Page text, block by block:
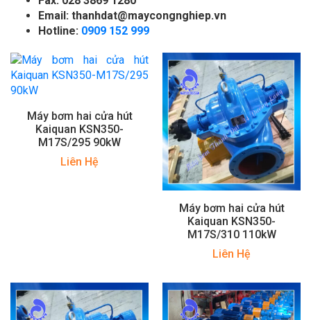
Email: thanhdat@maycongnghiep.vn
Hotline: 0909 152 999
Máy bơm hai cửa hút
Kaiquan KSN350-
M17S/295 90kW
Liên Hệ
Máy bơm hai cửa hút
Kaiquan KSN350-
M17S/310 110kW
Liên Hệ